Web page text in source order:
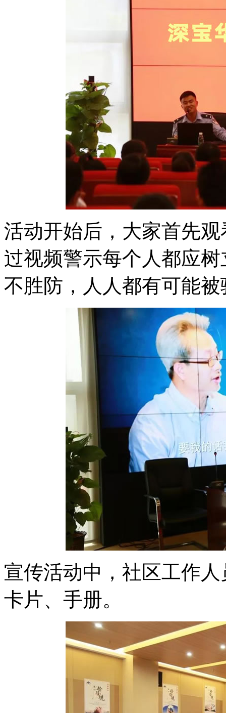
活动开始后，大家首先
过视频警示每个人都应
不胜防，人人都有可能被
宣传活动中，社区工作
卡片、手册。